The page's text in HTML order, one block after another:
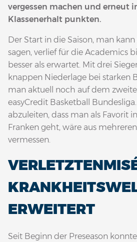
vergessen machen und erneut
Klassenerhalt punkten.
Der Start in die Saison, man
sagen, verlief für die Academics
besser als erwartet. Mit drei
knappen Niederlage bei starken
man aktuell noch auf dem
easyCredit Basketball
abzuleiten, dass man als Favorit
Franken geht, wäre aus
vermessen.
ERWEITERT
Seit Beginn der Preseason